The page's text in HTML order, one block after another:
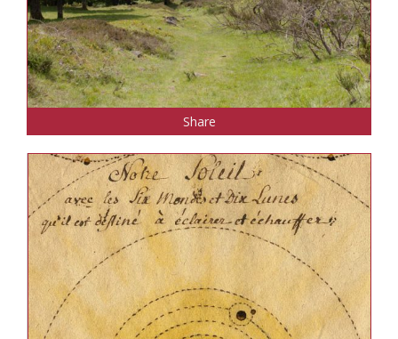
Share